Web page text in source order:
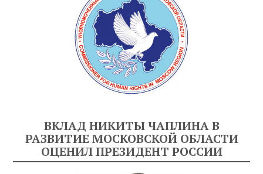
ВКЛАД НИКИТЫ ЧАПЛИНА В
РАЗВИТИЕ МОСКОВСКОЙ ОБЛАСТИ
ОЦЕНИЛ ПРЕЗИДЕНТ РОССИИ